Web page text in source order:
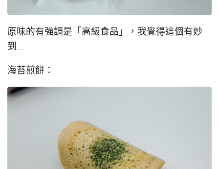
原味的有強調是「高級食品」，我覺得這個有妙
到…
海苔煎餅：